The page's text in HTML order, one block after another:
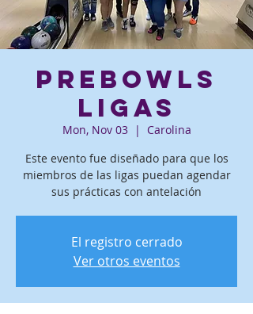
PreBowls
ligas
Mon, Nov 03
  |
Carolina
Este evento fue diseñado para que los
miembros de las ligas puedan agendar
sus prácticas con antelación
El registro cerrado
Ver otros eventos